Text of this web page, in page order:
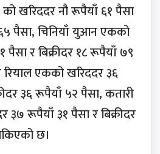
को खरिददर नौ रूपैयाँ ६१ पैसा
पैसा, चिनियाँ युआन एकको
र बिक्रीदर १८ रूपैयाँ ७९
एकको खरिददर ३६
३६ रूपैयाँ ५२ पैसा, कतारी
३७ रूपैयाँ ३१ पैसा र बिक्रीदर
छ।